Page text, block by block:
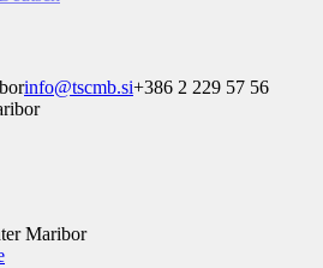
info@tscmb.si+386 2 229 57 56
Maribor